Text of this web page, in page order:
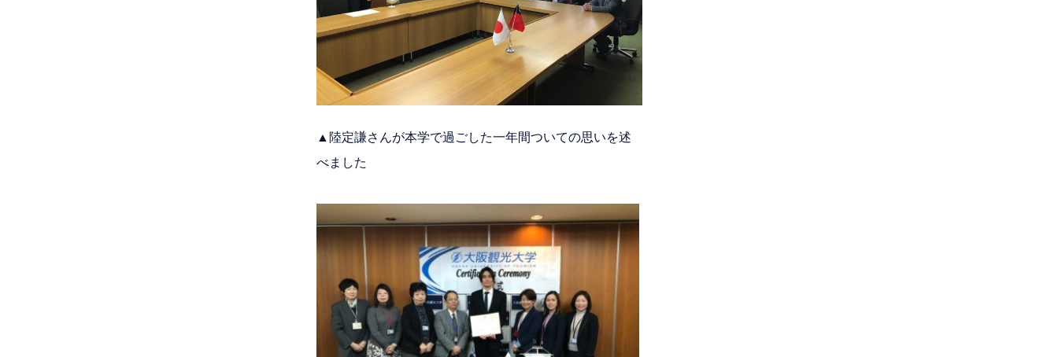
▲陸定謙さんが本学で過ごした一年間ついての思いを述
べました